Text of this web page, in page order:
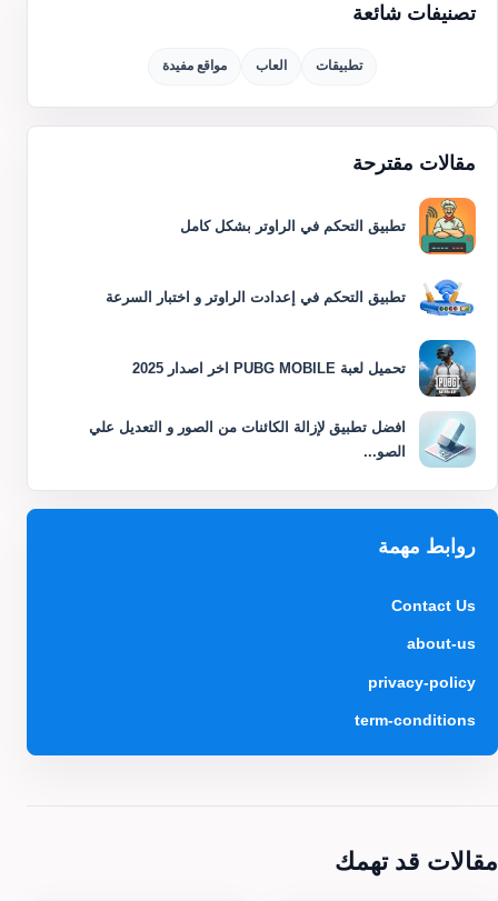
تصنيفات شائعة
تطبيقات العاب مواقع مفيدة
مقالات مقترحة
تطبيق التحكم في الراوتر بشكل كامل
تطبيق التحكم في إعدادت الراوتر و اختبار السرعة
تحميل لعبة PUBG MOBILE اخر اصدار 2025
افضل تطبيق لإزالة الكائنات من الصور و التعديل علي
الصو...
روابط مهمة
Contact Us
about-us
privacy-policy
term-conditions
مقالات قد تهمك